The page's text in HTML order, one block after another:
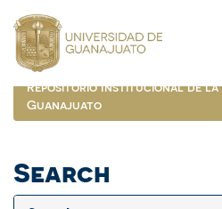
navigation
Repositorio Institucional de la
Guanajuato
Search